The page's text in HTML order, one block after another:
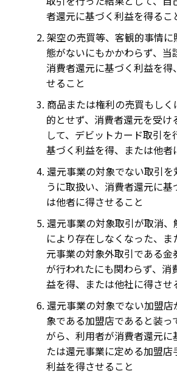
者還元に基づく利益を得るこ
架空の売買等、客観的事情
態がないにもかかわらず、当
消費者還元に基づく利益を得
せること
商品または権利の売買もし
的とせず、消費者還元を受け
して、デビットカード取引
基づく利益を得、または他者
還元事業の対象でない取引を
うに取扱い、消費者還元に
は他者に得させること
還元事業の対象取引が取消
により存在しなくなった、
元事業の対象外取引である
が行われたにも関わらず、消
益を得、または他社に得させ
還元事業の対象でない加盟
象である加盟店であると装っ
がら、利用者が消費者還元に
たは還元事業に定める加盟店
利益を得させること